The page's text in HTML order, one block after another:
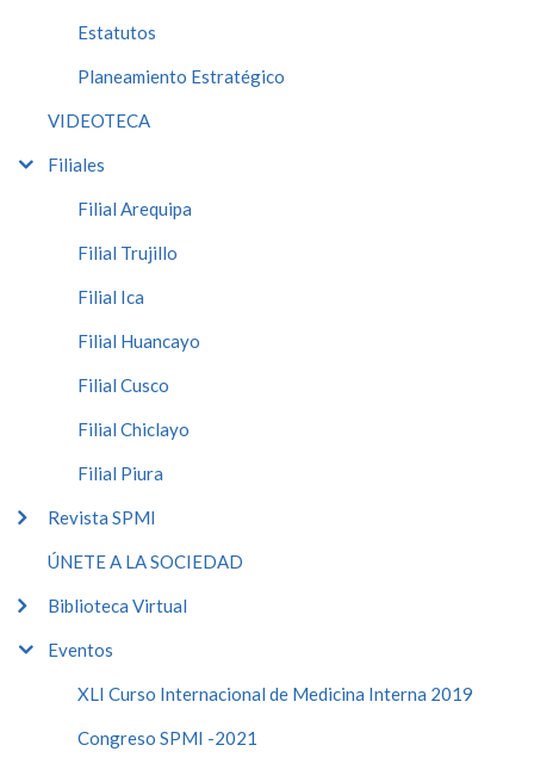
Estatutos
Planeamiento Estratégico
VIDEOTECA
Filiales
Filial Arequipa
Filial Trujillo
Filial Ica
Filial Huancayo
Filial Cusco
Filial Chiclayo
Filial Piura
Revista SPMI
ÚNETE A LA SOCIEDAD
Biblioteca Virtual
Eventos
XLI Curso Internacional de Medicina Interna 2019
Congreso SPMI -2021